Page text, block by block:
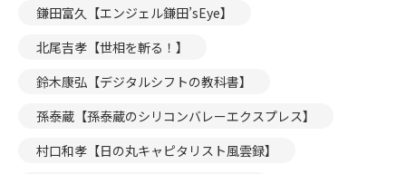
鎌田富久【エンジェル鎌田’sEye】
北尾吉孝【世相を斬る！】
鈴木康弘【デジタルシフトの教科書】
孫泰蔵【孫泰蔵のシリコンバレーエクスプレス】
村口和孝【日の丸キャピタリスト風雲録】